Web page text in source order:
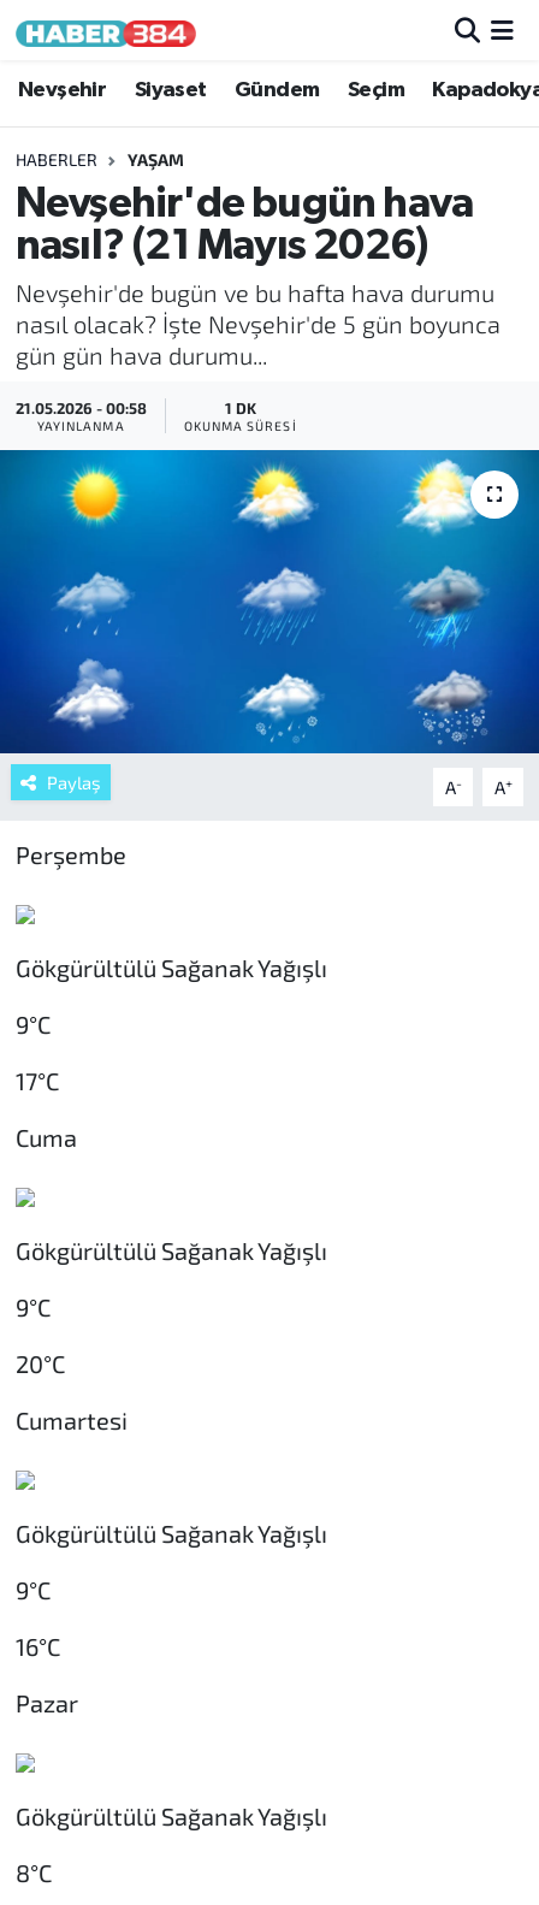
Nevşehir Siyaset Gündem Seçim
HABERLER YAŞAM
Nevşehir'de bugün hava
nasıl? (21 Mayıs 2026)
Nevşehir'de bugün ve bu hafta hava durumu
nasıl olacak? İşte Nevşehir'de 5 gün boyunca
gün gün hava durumu...
21.05.2026 - 00:58
YAYINLANMA
1 DK
OKUNMA SÜRESI
Paylaş A- A+
Perşembe
Gökgürültülü Sağanak Yağışlı
9°C
17°C
Cuma
Gökgürültülü Sağanak Yağışlı
9°C
20°C
Cumartesi
Gökgürültülü Sağanak Yağışlı
9°C
16°C
Pazar
Gökgürültülü Sağanak Yağışlı
8°C
Nöbetçi Eczaneler
Hava Durumu
Trafik Durumu
Tüm Manşetler
Son Dakika Haberleri
Haber Arşivi